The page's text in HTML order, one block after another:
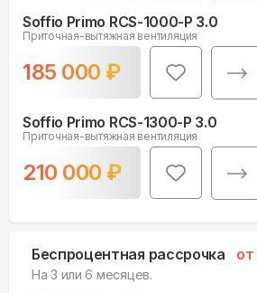
Soffio Primo RCS-1000-P 3.0
Приточная-вытяжная вентиляция
185 000 ₽
Soffio Primo RCS-1300-P 3.0
Приточная-вытяжная вентиляция
210 000 ₽
Беспроцентная рассрочка от
На 3 или 6 месяцев.